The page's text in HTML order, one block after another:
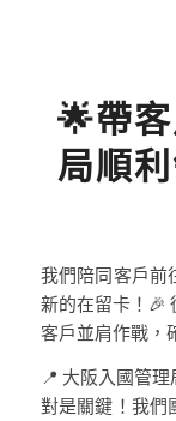
🌟帶
局順
我們陪同客戶前
新的在留卡！🎉
客戶並肩作戰，
📍 大阪入國管
對是關鍵！我們